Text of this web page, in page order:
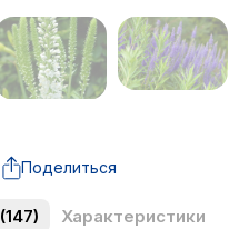
Поделиться
(147)
Характеристики